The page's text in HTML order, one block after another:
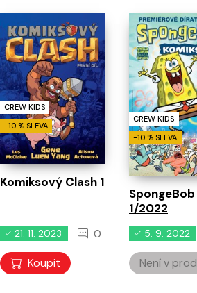
CREW KIDS
-10 % SLEVA
Komiksový Clash 1
21. 11. 2023
0
Koupit
CREW KIDS
-10 % SLEVA
SpongeBob
1/2022
5. 9. 2022
Není v